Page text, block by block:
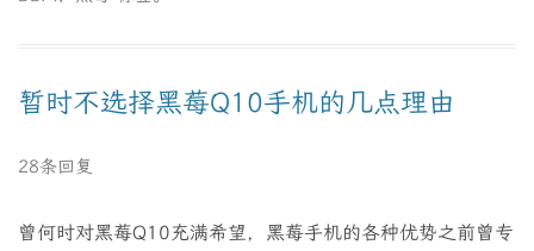
暂时不选择黑莓Q10手机的几点理由
28条回复
曾何时对黑莓Q10充满希望，黑莓手机的各种优势之前曾专